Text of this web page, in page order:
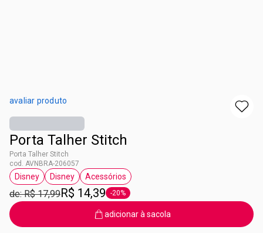
avaliar produto
Porta Talher Stitch
Porta Talher Stitch
cod. AVNBRA-206057
etiqueta Disney
Disney
etiqueta Disney
Disney
etiqueta Acessórios
Acessórios
de: R$ 17,99R$ 14,39 etiqueta -20%
-20%
adicionar à sacola